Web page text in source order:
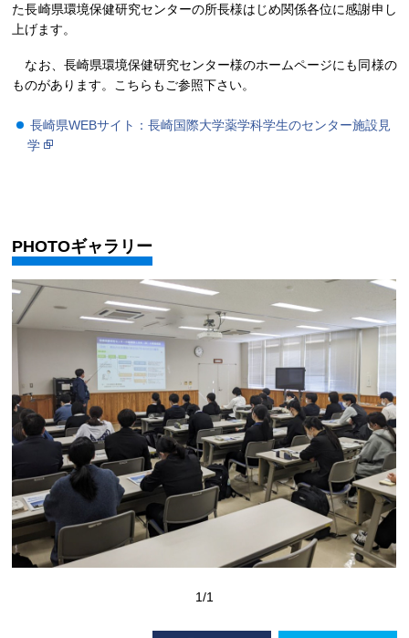
た長崎県環境保健研究センターの所長様はじめ関係各位に感謝申し
上げます。
なお、長崎県環境保健研究センター様のホームページにも同様の
ものがあります。こちらもご参照下さい。
長崎県WEBサイト：長崎国際大学薬学科学生のセンター施設見
学
PHOTOギャラリー
1/1